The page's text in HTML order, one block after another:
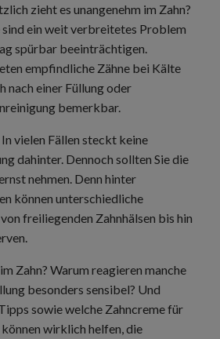
zieht es unangenehm im Zahn?
ein weit verbreitetes Problem
spürbar beeinträchtigen.
empfindliche Zähne bei Kälte
nach einer Füllung oder
bemerkbar.
vielen Fällen steckt keine
dahinter. Dennoch sollten Sie die
nehmen. Denn hinter
können unterschiedliche
freiliegenden Zahnhälsen bis hin
Zahn? Warum reagieren manche
besonders sensibel? Und
sowie welche Zahncreme für
wirklich helfen, die